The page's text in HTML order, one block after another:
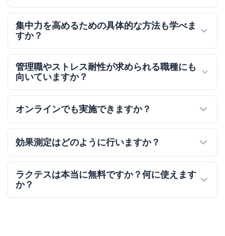
集中力を高めるための具体的な方法も学べま
すか？
管理職やストレス耐性が求められる職種にも
向いていますか？
オンラインでも実施できますか？
効果測定はどのように行いますか？
ラクテスは本当に無料ですか？何に使えます
か？